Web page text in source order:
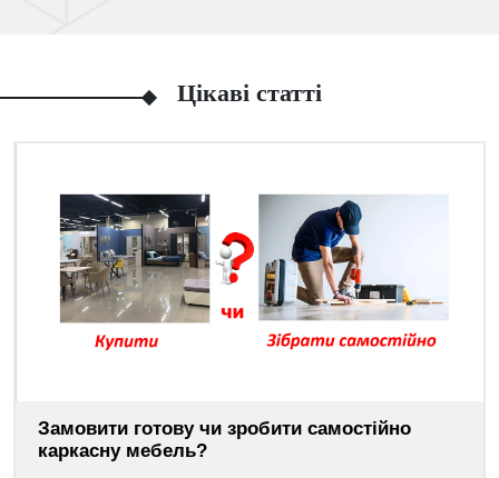
Цікаві статті
Замовити готову чи зробити самостійно
каркасну мебель?